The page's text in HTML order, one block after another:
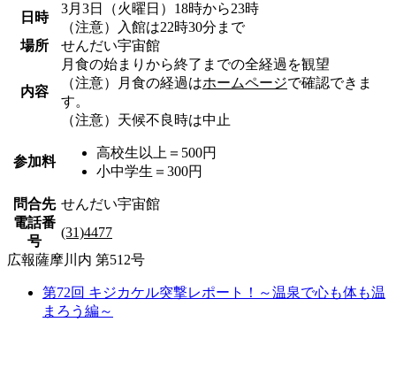
日時
3月3日（火曜日）18時から23時
（注意）入館は22時30分まで
場所
せんだい宇宙館
内容
月食の始まりから終了までの全経過を観望
（注意）月食の経過はホームページで確認できま
す。
（注意）天候不良時は中止
参加料
高校生以上＝500円
小中学生＝300円
問合先 せんだい宇宙館
電話番
号
(31)4477
広報薩摩川内 第512号
第72回 キジカケル突撃レポート！～温泉で心も体も温
まろう編～